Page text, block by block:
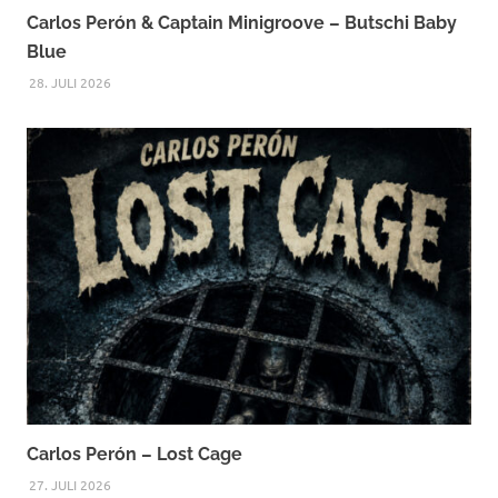
Carlos Perón & Captain Minigroove – Butschi Baby
Blue
28. JULI 2026
Carlos Perón – Lost Cage
27. JULI 2026